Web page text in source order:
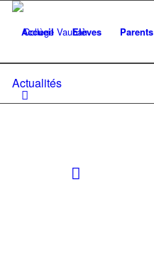
Accueil Elèves Parents
Actualités